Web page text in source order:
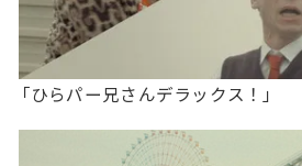
「ひらパー兄さんデラックス！」